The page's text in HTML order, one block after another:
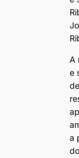
A
e
a